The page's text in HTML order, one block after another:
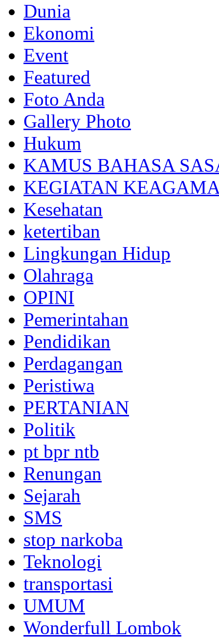
Dunia
Ekonomi
Event
Featured
Foto Anda
Gallery Photo
Hukum
KAMUS BAHASA
KEGIATAN
Kesehatan
ketertiban
Lingkungan Hidup
Olahraga
OPINI
Pemerintahan
Pendidikan
Perdagangan
Peristiwa
PERTANIAN
Politik
pt bpr ntb
Renungan
Sejarah
SMS
stop narkoba
Teknologi
transportasi
UMUM
Wonderfull Lombok